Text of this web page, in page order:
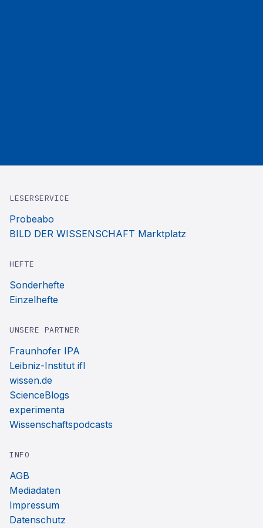
LESERSERVICE
Probeabo
BILD DER WISSENSCHAFT Marktplatz
HEFTE
Sonderhefte
Einzelhefte
UNSERE PARTNER
Fraunhofer IPA
Leibniz-Institut ifl
wissen.de
ScienceBlogs
experimenta
Wissenschaftspodcasts
INFO
AGB
Mediadaten
Impressum
Datenschutz